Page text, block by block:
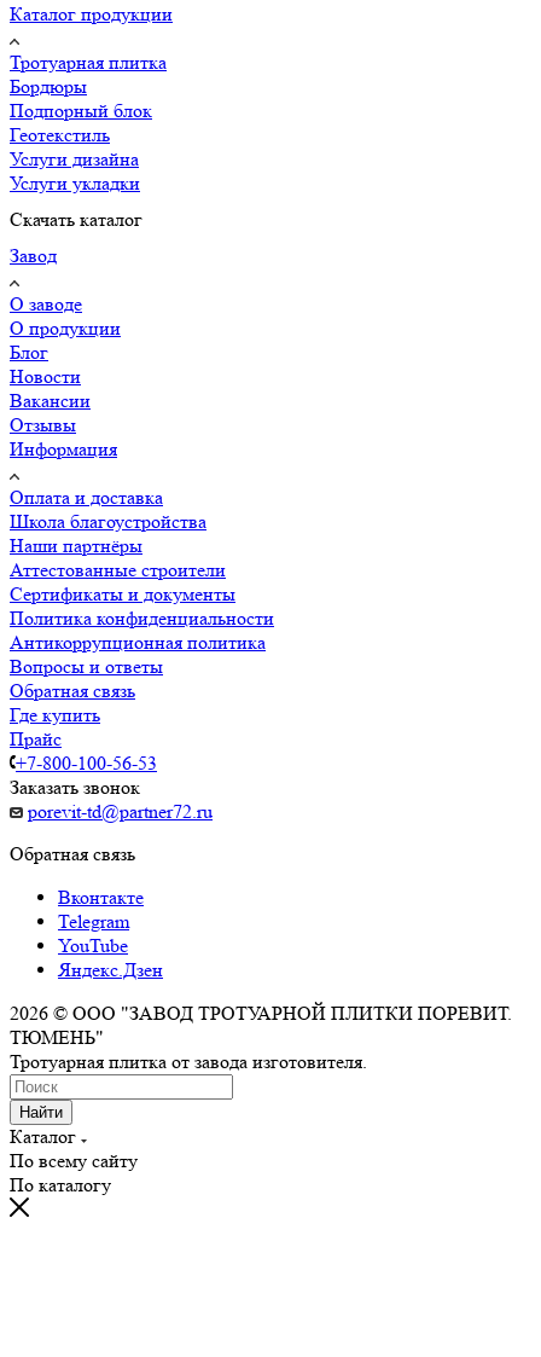
Каталог продукции
Тротуарная плитка
Бордюры
Подпорный блок
Геотекстиль
Услуги дизайна
Услуги укладки
Скачать каталог
Завод
О заводе
О продукции
Блог
Новости
Вакансии
Отзывы
Информация
Оплата и доставка
Школа благоустройства
Наши партнёры
Аттестованные строители
Сертификаты и документы
Политика конфиденциальности
Антикоррупционная политика
Вопросы и ответы
Обратная связь
Где купить
Прайс
+7-800-100-56-53
Заказать звонок
porevit-td@partner72.ru
Обратная связь
Вконтакте
Telegram
YouTube
Яндекс.Дзен
2026 © ООО "ЗАВОД ТРОТУАРНОЙ ПЛИТКИ ПОРЕВИТ.
ТЮМЕНЬ"
Тротуарная плитка от завода изготовителя.
Найти
Каталог
По всему сайту
По каталогу